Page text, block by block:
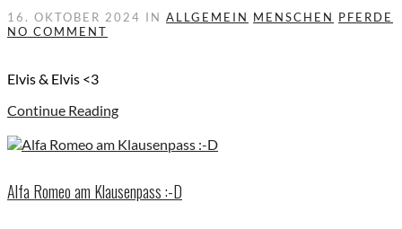
16. OKTOBER 2024 IN ALLGEMEIN MENSCHEN PFERDE
NO COMMENT
Elvis & Elvis <3
Continue Reading
Alfa Romeo am Klausenpass :-D